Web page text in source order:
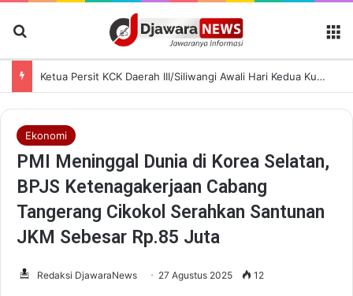
Ketua Persit KCK Daerah III/Siliwangi Awali Hari Kedua Kunjungan Kerja di TK Kartika XIX-39
Ekonomi
PMI Meninggal Dunia di Korea Selatan,
BPJS Ketenagakerjaan Cabang
Tangerang Cikokol Serahkan Santunan
JKM Sebesar Rp.85 Juta
Redaksi DjawaraNews 27 Agustus 2025 12